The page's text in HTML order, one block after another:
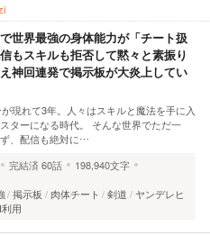
世界最強の身体能力が「チート扱
もスキルも拒否して黙々と素振り
神回連発で掲示板が大炎上してい
現れて3年。人々はスキルと魔法を手に入
ターになる時代。 そんな世界でただ一
、配信も絶対に…
完結済60話
198,940文字
掲示板 肉体チート 剣道
ヤンデレヒ
用